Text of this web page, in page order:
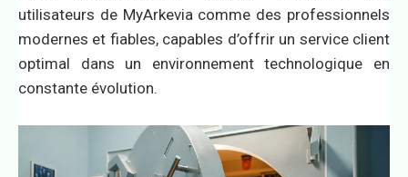
utilisateurs de MyArkevia comme des professionnels
modernes et fiables, capables d’offrir un service client
optimal dans un environnement technologique en
constante évolution.